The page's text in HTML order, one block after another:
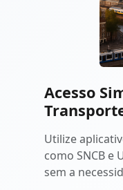
Acesso
Utilize
como SNCB e
sem a